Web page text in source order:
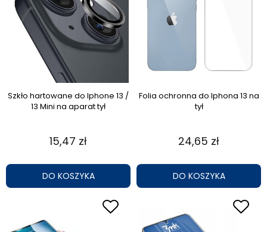
Szkło hartowane do Iphone 13 /
13 Mini na aparat tył
15,47 zł
DO KOSZYKA
Folia ochronna do Iphona 13 na
tył
24,65 zł
DO KOSZYKA